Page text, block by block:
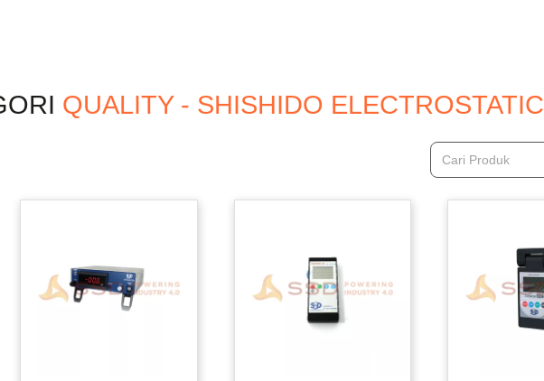
QUALITY - SHISHIDO ELECTROSTATIC